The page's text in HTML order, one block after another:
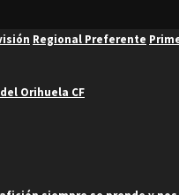
Regional Preferente
Orihuela CF